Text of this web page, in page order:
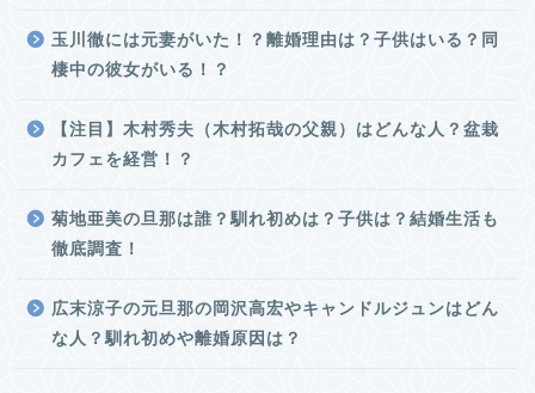
玉川徹には元妻がいた！？離婚理由は？子供はいる？同
棲中の彼女がいる！？
【注目】木村秀夫（木村拓哉の父親）はどんな人？盆栽
カフェを経営！？
菊地亜美の旦那は誰？馴れ初めは？子供は？結婚生活も
徹底調査！
広末涼子の元旦那の岡沢高宏やキャンドルジュンはどん
な人？馴れ初めや離婚原因は？